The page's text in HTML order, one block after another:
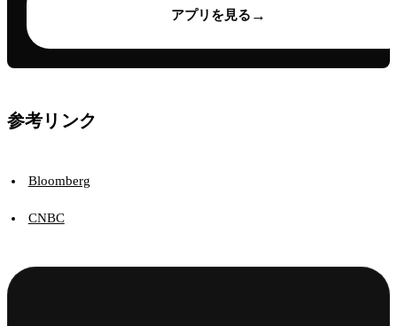
アプリを見る →
参考リンク
Bloomberg
CNBC